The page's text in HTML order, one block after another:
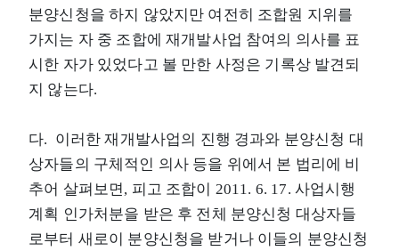
분양신청을 하지 않았지만 여전히 조합원 지위를
가지는 자 중 조합에 재개발사업 참여의 의사를 표
시한 자가 있었다고 볼 만한 사정은 기록상 발견되
지 않는다.
다. 이러한 재개발사업의 진행 경과와 분양신청 대
상자들의 구체적인 의사 등을 위에서 본 법리에 비
추어 살펴보면, 피고 조합이 2011. 6. 17. 사업시행
계획 인가처분을 받은 후 전체 분양신청 대상자들
로부터 새로이 분양신청을 받거나 이들의 분양신청